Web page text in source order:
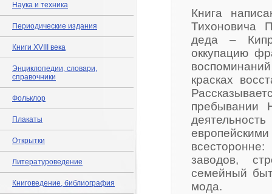
Наука и техника
Периодические издания
Книги XVIII века
Энциклопедии, словари,
справочники
Фольклор
Плакаты
Открытки
Литературоведение
Книговедение, библиография
Книга
Тихоновича
деда –
оккупацию
красках
пребывании
заводов,
семейный
мода.